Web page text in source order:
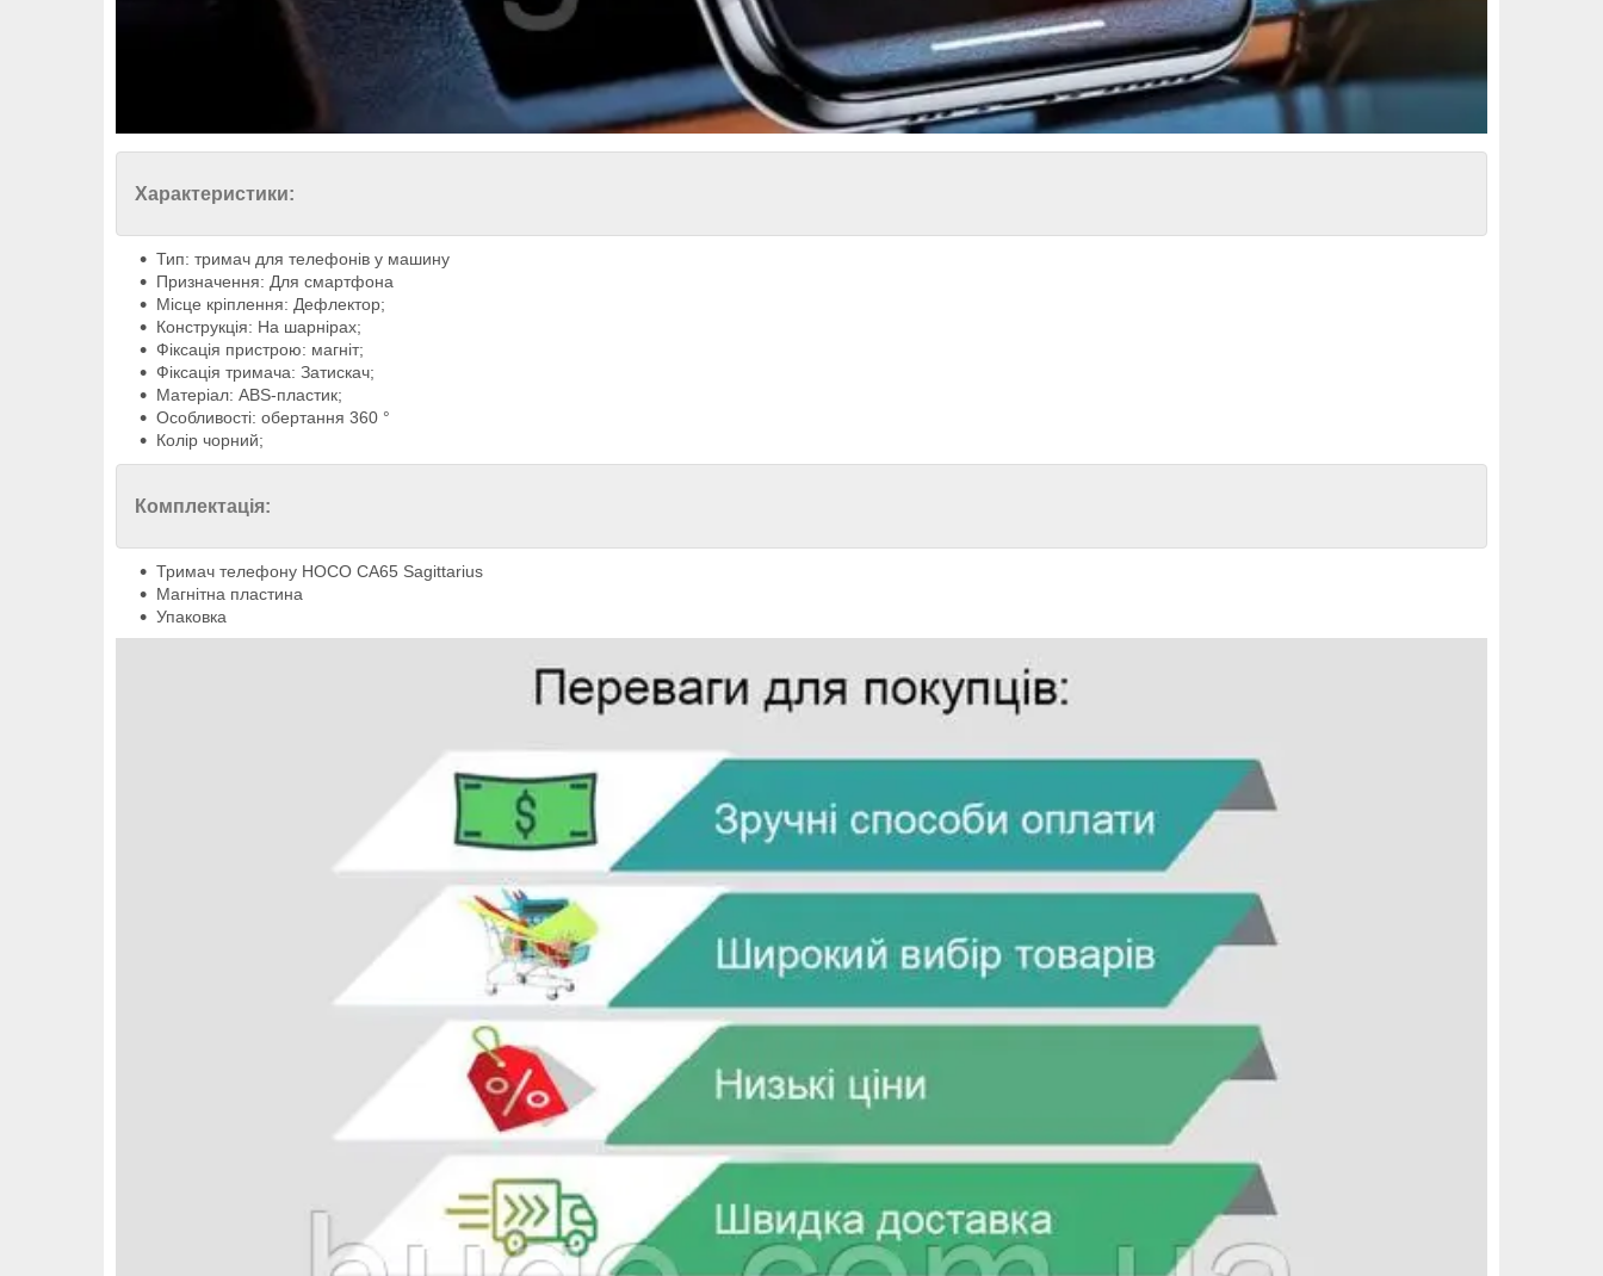
Характеристики:
Тип: тримач для телефонів у машину
Призначення: Для смартфона
Місце кріплення: Дефлектор;
Конструкція: На шарнірах;
Фіксація пристрою: магніт;
Фіксація тримача: Затискач;
Матеріал: ABS-пластик;
Особливості: обертання 360 °
Колір чорний;
Комплектація:
Тримач телефону HOCO CA65 Sagittarius
Магнітна пластина
Упаковка